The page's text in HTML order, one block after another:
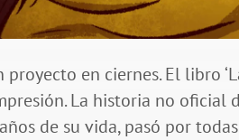
en ciernes. El libro
La historia no oficial
de su vida, pasó por